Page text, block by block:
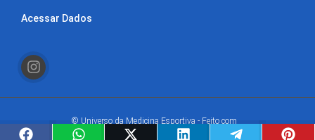
Acessar Dados
© Universo da Medicina Esportiva - Feito com